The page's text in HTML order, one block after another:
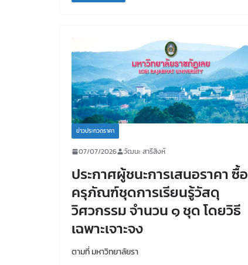
ข่าวประกวดราคา
07/07/2026 วัฒนะ สารีสิงห์
ประกาศผู้ชนะการเสนอราคา ซื้อ
ครุภัณฑ์ชุดการเรียนรู้วัสดุ
วิศวกรรม จำนวน ๑ ชุด โดยวิธี
เฉพาะเจาะจง
ตามที่ มหาวิทยาลัยรา